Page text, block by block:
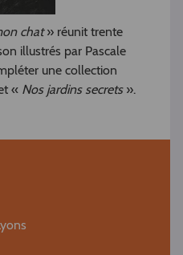
chat» réunit trente
illustrés par Pascale
une collection
« Nos jardins secrets».